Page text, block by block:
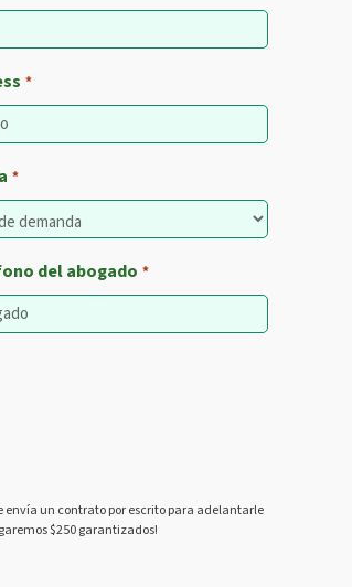
*
*
del abogado *
envía un contrato por escrito para adelantarle
$250 garantizados!